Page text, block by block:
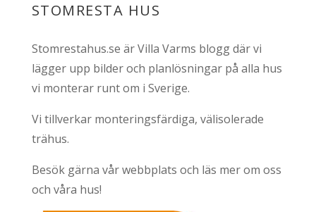
STOMRESTA HUS
Stomrestahus.se är Villa Varms blogg där vi
lägger upp bilder och planlösningar på alla hus
vi monterar runt om i Sverige.
Vi tillverkar monteringsfärdiga, välisolerade
trähus.
Besök gärna vår webbplats och läs mer om oss
och våra hus!